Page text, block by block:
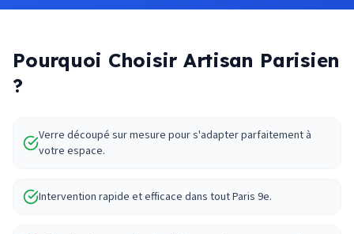
Pourquoi Choisir Artisan Parisien
?
Verre découpé sur mesure pour s'adapter parfaitement à
votre espace.
Intervention rapide et efficace dans tout Paris 9e.